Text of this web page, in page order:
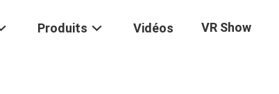
Produits Vidéos VR Show